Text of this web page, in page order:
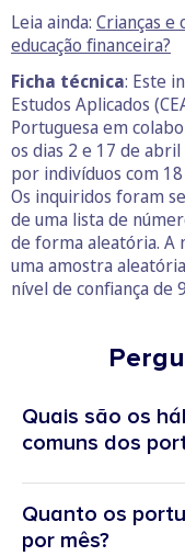
Leia ainda: Crianças e
educação financeira?
Ficha técnica: Este
Estudos Aplicados
Portuguesa em
os dias 2 e 17 de
por indivíduos com
Os inquiridos foram
de uma lista de
de forma aleatória. A
uma amostra
nível de confiança de
Quais são os
comuns dos
Quanto os
por mês?